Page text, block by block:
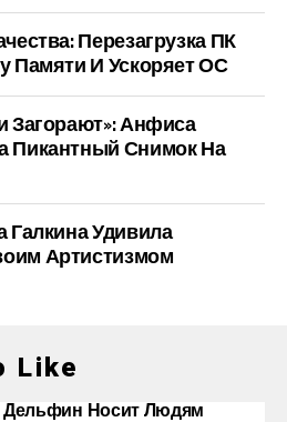
Перезагрузка ПК
Памяти И Ускоряет ОС
Загорают»: Анфиса
Пикантный Снимок На
Галкина Удивила
Артистизмом
Like
Носит Людям